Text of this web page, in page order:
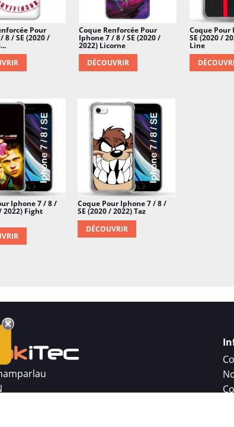
Pour
8 / SE (2020 /
Coque Renforcée Pour
Iphone 7 / 8 / SE (2020 /
2022) Licorne
DÉCOUVRIR
Coque Pour
SE (2020 /
Line
Iphone 7 / 8 /
2022) Fight
Coque Pour Iphone 7 / 8 /
SE (2020 / 2022) Taz
DÉCOUVRIR